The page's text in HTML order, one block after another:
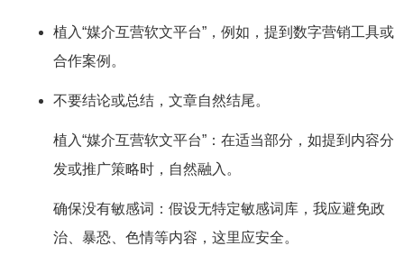
植入“媒介互营软文平台”，例如，提到数字营销工具或
合作案例。
不要结论或总结，文章自然结尾。
植入“媒介互营软文平台”：在适当部分，如提到内容分
发或推广策略时，自然融入。
确保没有敏感词：假设无特定敏感词库，我应避免政
治、暴恐、色情等内容，这里应安全。